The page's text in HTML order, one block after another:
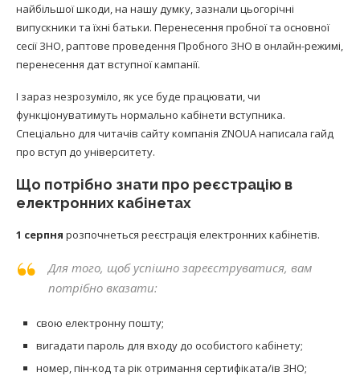
найбільшої шкоди, на нашу думку, зазнали цьогорічні
випускники та їхні батьки. Перенесення пробної та основної
сесії ЗНО, раптове проведення Пробного ЗНО в онлайн-режимі,
перенесення дат вступної кампанії.
І зараз незрозуміло, як усе буде працювати, чи
функціонуватимуть нормально кабінети вступника.
Спеціально для читачів сайту компанія ZNOUA написала гайд
про вступ до університету.
Що потрібно знати про реєстрацію в
електронних кабінетах
1 серпня розпочнеться реєстрація електронних кабінетів.
Для того, щоб успішно зареєструватися, вам
потрібно вказати:
свою електронну пошту;
вигадати пароль для входу до особистого кабінету;
номер, пін-код та рік отримання сертифіката/ів ЗНО;